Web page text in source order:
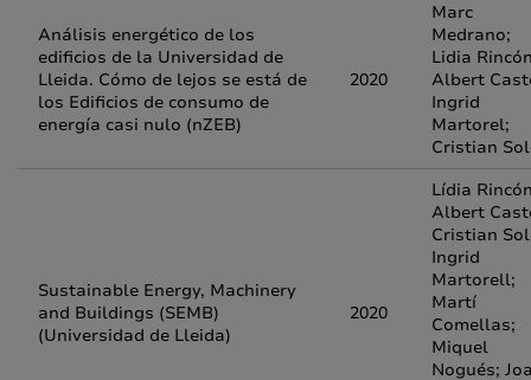
Análisis energético de los
edificios de la Universidad de
Lleida. Cómo de lejos se está de
los Edificios de consumo de
energía casi nulo (nZEB)
2020
Marc
Medrano;
Lidia
Albert
Ingrid
Martorel;
Cristian
Sustainable Energy, Machinery
and Buildings (SEMB)
(Universidad de Lleida)
2020
Lídia
Albert
Cristian
Ingrid
Martorell;
Martí
Comellas;
Miquel
Nogués;